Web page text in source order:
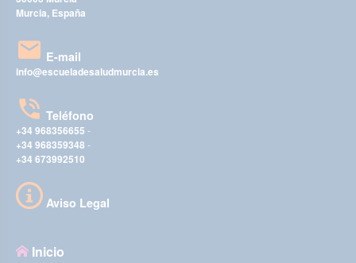
Murcia, España
E-mail
info@escueladesaludmurcia.es
Teléfono
+34 968356655 -
+34 968359348 -
+34 673992510
Aviso Legal
Inicio